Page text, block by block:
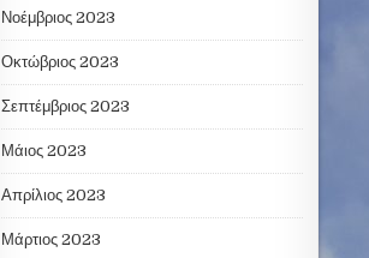
Νοέμβριος 2023
Οκτώβριος 2023
Σεπτέμβριος 2023
Μάιος 2023
Απρίλιος 2023
Μάρτιος 2023